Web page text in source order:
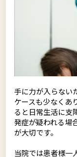
手に力が入らない
ケースも少なくあ
ると日常生活に支
発症が疑われる場
が大切です。
当院では患者様一